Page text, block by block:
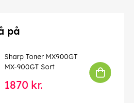
på
Sharp Toner MX900GT
MX-900GT Sort
1870 kr.